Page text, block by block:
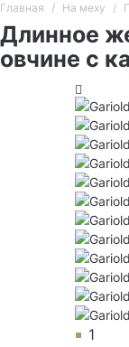
Главная На меху
Длинное
овчине с
1